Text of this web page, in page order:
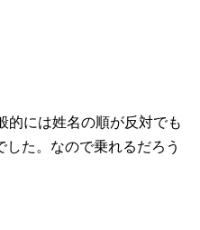
的には姓名の順が反対でも
た。なので乗れるだろう